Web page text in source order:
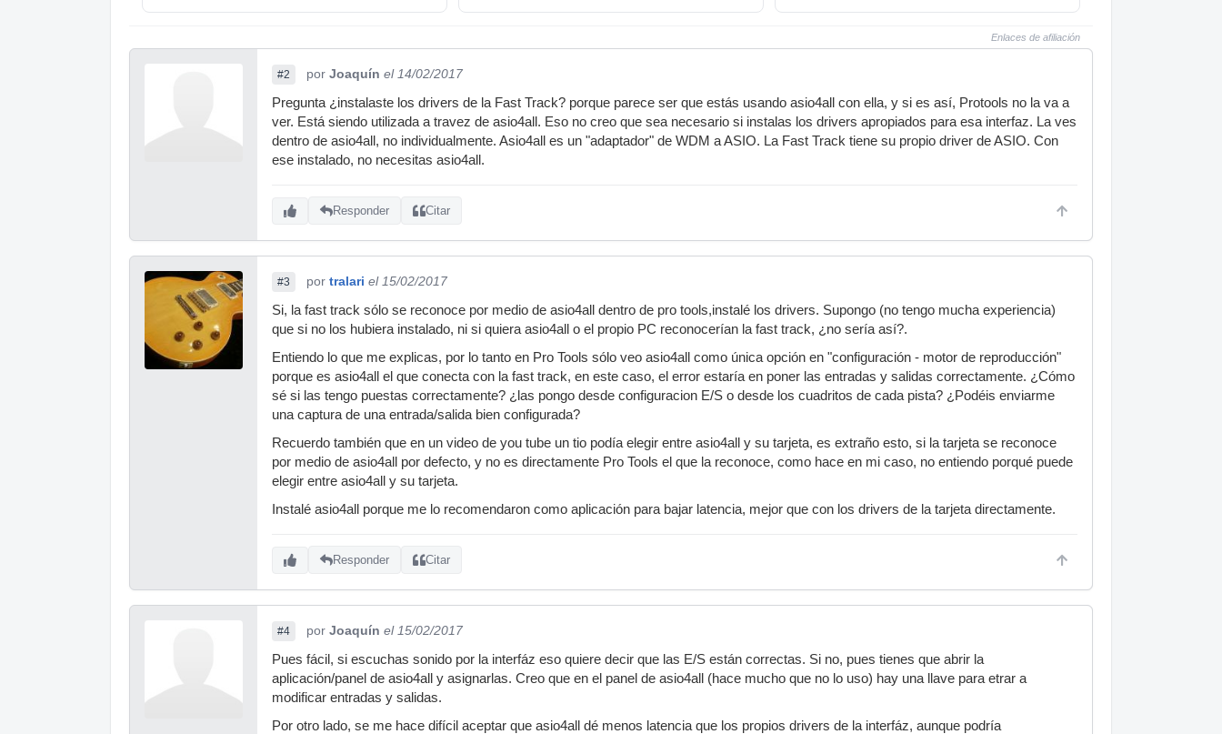
Enlaces de afiliación
#2 por Joaquín el 14/02/2017
Pregunta ¿instalaste los drivers de la Fast Track? porque parece ser que estás usando asio4all con ella, y si es así, Protools no la va a
ver. Está siendo utilizada a travez de asio4all. Eso no creo que sea necesario si instalas los drivers apropiados para esa interfaz. La ves
dentro de asio4all, no individualmente. Asio4all es un "adaptador" de WDM a ASIO. La Fast Track tiene su propio driver de ASIO. Con
ese instalado, no necesitas asio4all.
Responder Citar
#3 por tralari el 15/02/2017
Si, la fast track sólo se reconoce por medio de asio4all dentro de pro tools,instalé los drivers. Supongo (no tengo mucha experiencia)
que si no los hubiera instalado, ni si quiera asio4all o el propio PC reconocerían la fast track, ¿no sería así?.
Entiendo lo que me explicas, por lo tanto en Pro Tools sólo veo asio4all como única opción en "configuración - motor de reproducción"
porque es asio4all el que conecta con la fast track, en este caso, el error estaría en poner las entradas y salidas correctamente. ¿Cómo
sé si las tengo puestas correctamente? ¿las pongo desde configuracion E/S o desde los cuadritos de cada pista? ¿Podéis enviarme
una captura de una entrada/salida bien configurada?
Recuerdo también que en un video de you tube un tio podía elegir entre asio4all y su tarjeta, es extraño esto, si la tarjeta se reconoce
por medio de asio4all por defecto, y no es directamente Pro Tools el que la reconoce, como hace en mi caso, no entiendo porqué puede
elegir entre asio4all y su tarjeta.
Instalé asio4all porque me lo recomendaron como aplicación para bajar latencia, mejor que con los drivers de la tarjeta directamente.
Responder Citar
#4 por Joaquín el 15/02/2017
Pues fácil, si escuchas sonido por la interfáz eso quiere decir que las E/S están correctas. Si no, pues tienes que abrir la
aplicación/panel de asio4all y asignarlas. Creo que en el panel de asio4all (hace mucho que no lo uso) hay una llave para etrar a
modificar entradas y salidas.
Por otro lado, se me hace difícil aceptar que asio4all dé menos latencia que los propios drivers de la interfáz, aunque podría